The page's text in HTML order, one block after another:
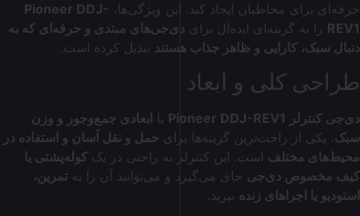
حرفه‌ای برای مخاطبان ایجاد کند. این ویژگی‌ها، Pioneer DDJ-
REV1 را به گزینه‌ای ایده‌آل برای دی‌جی‌های مبتدی و حرفه‌ای که به
دنبال سبک، کارایی و ظاهر جذاب هستند تبدیل کرده است.
طراحی کلی و ابعاد
دی‌جی کنترلر Pioneer DDJ-REV1 با ابعادی جمع‌وجور و وزن
سبک، یکی از راحت‌ترین گزینه‌ها برای حمل و نقل آسان و استفاده در
محیط‌های مختلف است. این کنترلر به راحتی در یک کوله‌پشتی یا
کیف مخصوص دی‌جی جای می‌گیرد و می‌توانید آن را به تمرین،
استودیو یا اجراهای زنده ببرید.